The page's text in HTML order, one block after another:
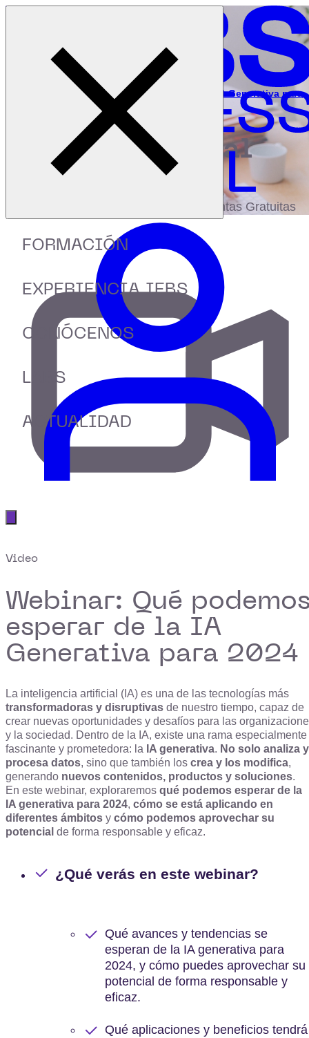
FORMACIÓN
EXPERIENCIA IEBS
CONÓCENOS
LABS
ACTUALIDAD
Inicio
Recursos
Webinar: Qué podemos esperar de la IA Generativa para
bibliotecadigital
Accede a más de 150 Recursos, Guías,
eBooks,Plantillas, Estudios y Herramientas Gratuitas
Video
Webinar: Qué
esperar de la IA
Generativa para 2024
La inteligencia artificial (IA) es una de las tecnologías más
transformadoras y disruptivas de nuestro tiempo, capaz de
crear nuevas oportunidades y desafíos para las
y la sociedad. Dentro de la IA, existe una rama especialmente
fascinante y prometedora: la IA generativa. No solo analiza y
procesa datos, sino que también los crea y los modifica,
generando nuevos contenidos, productos y soluciones.
En este webinar, exploraremos qué podemos esperar de la
IA generativa para 2024, cómo se está aplicando en
diferentes ámbitos y cómo podemos aprovechar su
potencial de forma responsable y eficaz.
¿Qué verás en este webinar?
Qué avances y tendencias se
esperan de la IA generativa para
2024, y cómo puedes aprovechar su
potencial de forma responsable y
eficaz.
Qué aplicaciones y beneficios tendrá